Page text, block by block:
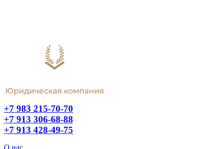
+7 983 215-70-70
+7 913 306-68-88
+7 913 428-49-75